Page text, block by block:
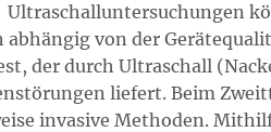
Ultraschalluntersuchungen
von der
der durch Ultraschall
liefert. Beim
invasive Methoden.